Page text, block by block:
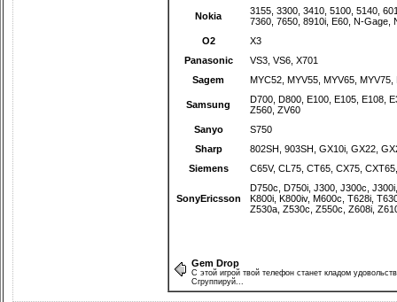
Nokia 3155 3300 3410 5100 5140
7360 7650 8910i E60 N-Gage
O2
X3
Panasonic
VS3 VS6 X701
Sagem
MYC52 MYV55 MYV65 MYV75
Samsung D700 D800 E100 E105 E108
Z560 ZV60
Sanyo
S750
Sharp
802SH 903SH GX10i GX22
Siemens
C65V, CL75 CT65 CX75 CXT65
SonyEricsson
D750c D750i J300 J300c J300i
K800i K800iv, M600c T628i
Z530a Z530c Z550c Z608i
Gem Drop
С этой игрой твой телефон станет кладом
Сгруппируй...